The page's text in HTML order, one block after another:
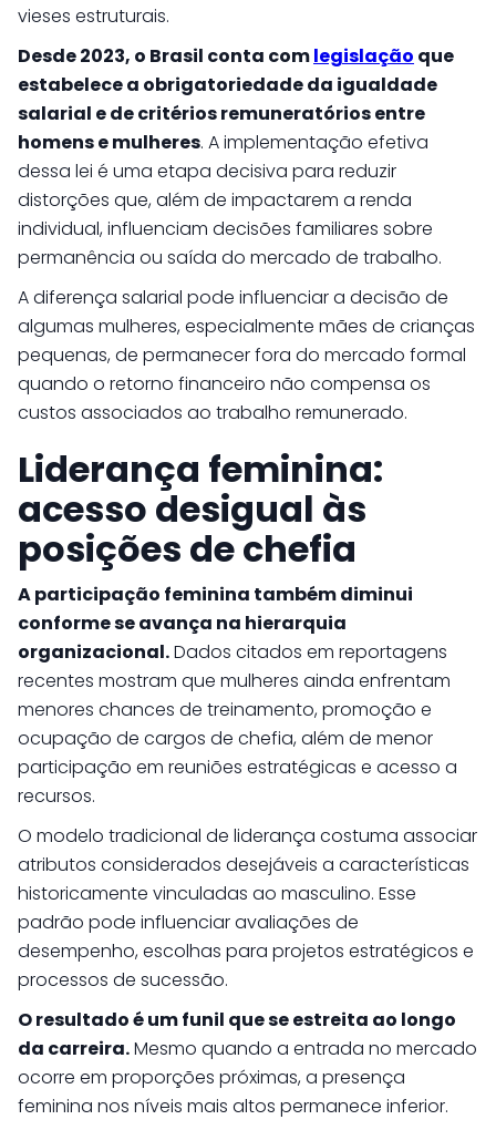
vieses estruturais.
Desde 2023, o Brasil conta comlegislação que
estabelece a obrigatoriedade da igualdade
salarial e de critérios remuneratórios entre
homens e mulheres. A implementação efetiva
dessa lei é uma etapa decisiva para reduzir
distorções que, além de impactarem a renda
individual, influenciam decisões familiares sobre
permanência ou saída do mercado de trabalho.
A diferença salarial pode influenciar a decisão de
algumas mulheres, especialmente mães de crianças
pequenas, de permanecer fora do mercado formal
quando o retorno financeiro não compensa os
custos associados ao trabalho remunerado.
Liderança feminina:
acesso desigual às
posições de chefia
A participação feminina também diminui
conforme se avança na hierarquia
organizacional.Dados citados em reportagens
recentes mostram que mulheres ainda enfrentam
menores chances de treinamento, promoção e
ocupação de cargos de chefia, além de menor
participação em reuniões estratégicas e acesso a
recursos.
O modelo tradicional de liderança costuma associar
atributos considerados desejáveis a características
historicamente vinculadas ao masculino. Esse
padrão pode influenciar avaliações de
desempenho, escolhas para projetos estratégicos e
processos de sucessão.
O resultado é um funil que se estreita ao longo
da carreira.Mesmo quando a entrada no mercado
ocorre em proporções próximas, a presença
feminina nos níveis mais altos permanece inferior.